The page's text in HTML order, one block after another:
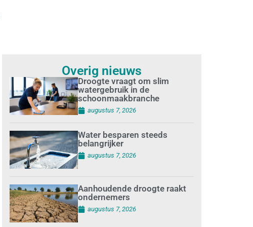
Overig nieuws
Droogte vraagt om slim
watergebruik in de
schoonmaakbranche
augustus 7, 2026
Water besparen steeds
belangrijker
augustus 7, 2026
Aanhoudende droogte raakt
ondernemers
augustus 7, 2026